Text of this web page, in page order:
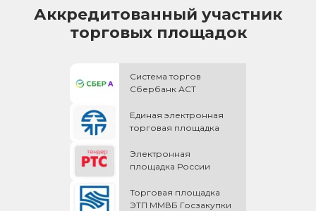
Аккредитованный участник
торговых площадок
Система торгов
Сбербанк АСТ
Единая электронная
торговая площадка
Электронная
площадка России
Торговая площадка
ЭТП ММВБ Госзакупки